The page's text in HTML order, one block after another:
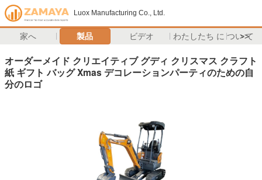
Luox Manufacturing Co., Ltd.
家へ 製品 ビデオ わたしたち に つい て
>>
オーダーメイド クリエイティブ グディ クリスマス クラフト
紙 ギフト バッグ Xmas デコレーションパーティのための自
分のロゴ